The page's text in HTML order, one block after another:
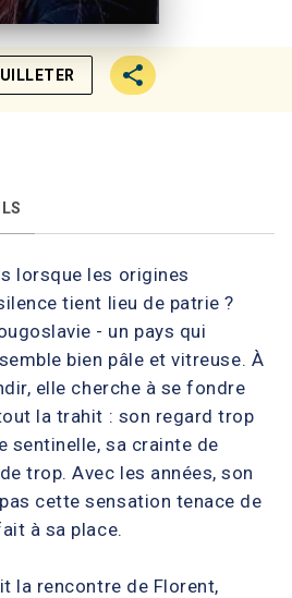
lorsque les origines
tient lieu de patrie ?
- un pays qui
bien pâle et vitreuse. À
elle cherche à se fondre
la trahit : son regard trop
sentinelle, sa crainte de
trop. Avec les années, son
cette sensation tenace de
à sa place.
la rencontre de Florent,